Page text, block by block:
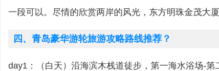
一段可以。尽情的欣赏两岸的风光，东方明珠金茂大
四、青岛豪华游轮旅游攻略路线推荐？
day1：（白天）沿海滨木栈道徒步，第一海水浴场-第